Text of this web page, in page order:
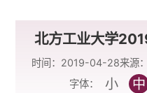
北方工业大学
时间：2019-04-28来源
字体：
小 中